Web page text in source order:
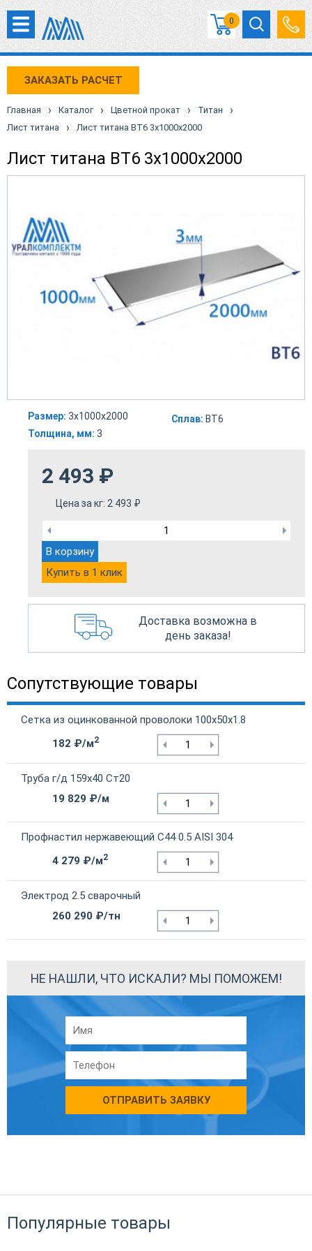
0
ЗАКАЗАТЬ РАСЧЕТ
Главная › Каталог › Цветной прокат › Титан ›
Лист титана › Лист титана ВТ6 3х1000х2000
Лист титана ВТ6 3х1000х2000
Размер: 3х1000х2000
Толщина, мм: 3
Сплав: ВТ6
2 493 ₽
Цена за кг: 2 493 ₽
В корзину
Купить в 1 клик
Доставка возможна в
день заказа!
Сопутствующие товары
Сетка из оцинкованной проволоки 100х50х1.8
182 ₽/м2
Труба г/д 159х40 Ст20
19 829 ₽/м
Профнастил нержавеющий С44 0.5 AISI 304
4 279 ₽/м2
Электрод 2.5 сварочный
260 290 ₽/тн
НЕ НАШЛИ, ЧТО ИСКАЛИ? МЫ ПОМОЖЕМ!
ОТПРАВИТЬ ЗАЯВКУ
Популярные товары